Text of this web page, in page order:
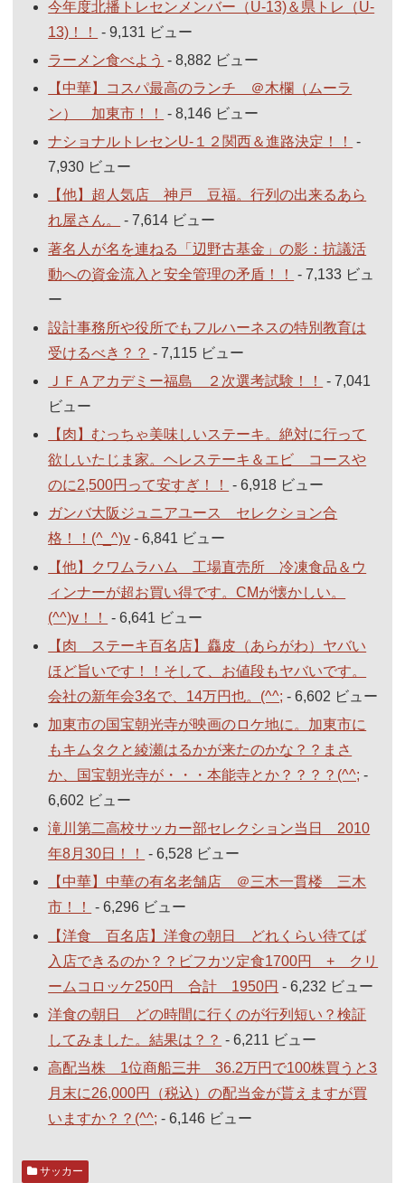
今年度北播トレセンメンバー（U-13)＆県トレ（U-
13)！！
- 9,131 ビュー
ラーメン食べよう - 8,882 ビュー
【中華】コスパ最高のランチ ＠木欄（ムーラ
ン） 加東市！！
- 8,146 ビュー
ナショナルトレセンU-１２関西＆進路決定！！
-
7,930 ビュー
【他】超人気店 神戸 豆福。行列の出来るあら
れ屋さん。
- 7,614 ビュー
著名人が名を連ねる「辺野古基金」の影：抗議活
動への資金流入と安全管理の矛盾！！
- 7,133 ビュ
ー
設計事務所や役所でもフルハーネスの特別教育は
受けるべき？？ - 7,115 ビュー
ＪＦＡアカデミー福島 ２次選考試験！！
- 7,041
ビュー
【肉】むっちゃ美味しいステーキ。絶対に行って
欲しいたじま家。ヘレステーキ＆エビ コースや
のに2,500円って安すぎ！！
- 6,918 ビュー
ガンバ大阪ジュニアユース セレクション合
格！！(^_^)v - 6,841 ビュー
【他】クワムラハム 工場直売所 冷凍食品＆ウ
ィンナーが超お買い得です。CMが懐かしい。
(^^)v！！
- 6,641 ビュー
【肉 ステーキ百名店】麤皮（あらがわ）ヤバい
ほど旨いです！！そして、お値段もヤバいです。
会社の新年会3名で、14万円也。(^^; - 6,602 ビュー
加東市の国宝朝光寺が映画のロケ地に。加東市に
もキムタクと綾瀬はるかが来たのかな？？まさ
か、国宝朝光寺が・・・本能寺とか？？？？(^^; -
6,602 ビュー
滝川第二高校サッカー部セレクション当日 2010
年8月30日！！
- 6,528 ビュー
【中華】中華の有名老舗店 ＠三木一貫楼 三木
市！！
- 6,296 ビュー
【洋食 百名店】洋食の朝日 どれくらい待てば
入店できるのか？？ビフカツ定食1700円 + クリ
ームコロッケ250円 合計 1950円 - 6,232 ビュー
洋食の朝日 どの時間に行くのが行列短い？検証
してみました。結果は？？ - 6,211 ビュー
高配当株 1位商船三井 36.2万円で100株買うと3
月末に26,000円（税込）の配当金が貰えますが買
いますか？？(^^; - 6,146 ビュー
サッカー